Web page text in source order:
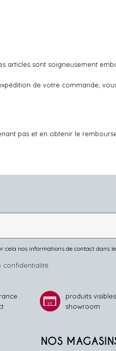
articles sont soigneusement
de votre commande,
pas et en obtenir le
cela nos informations de contact dans
produits
showroom
NOS